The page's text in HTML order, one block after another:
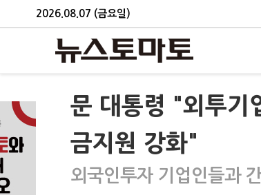
2026.08.07 (금요일)
문 대통령 "외투기
금지원 강화"
외국인투자 기업인들과